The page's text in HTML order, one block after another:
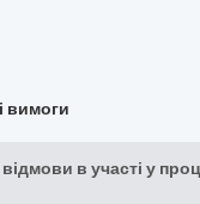
вимоги
в участі у